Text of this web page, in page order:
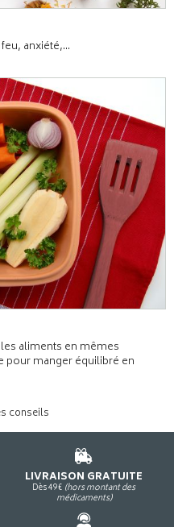
anxiété,...
aliments en mêmes
pour manger équilibré en
conseils
LIVRAISON GRATUITE
Dès 49€ (hors montant des
médicaments)